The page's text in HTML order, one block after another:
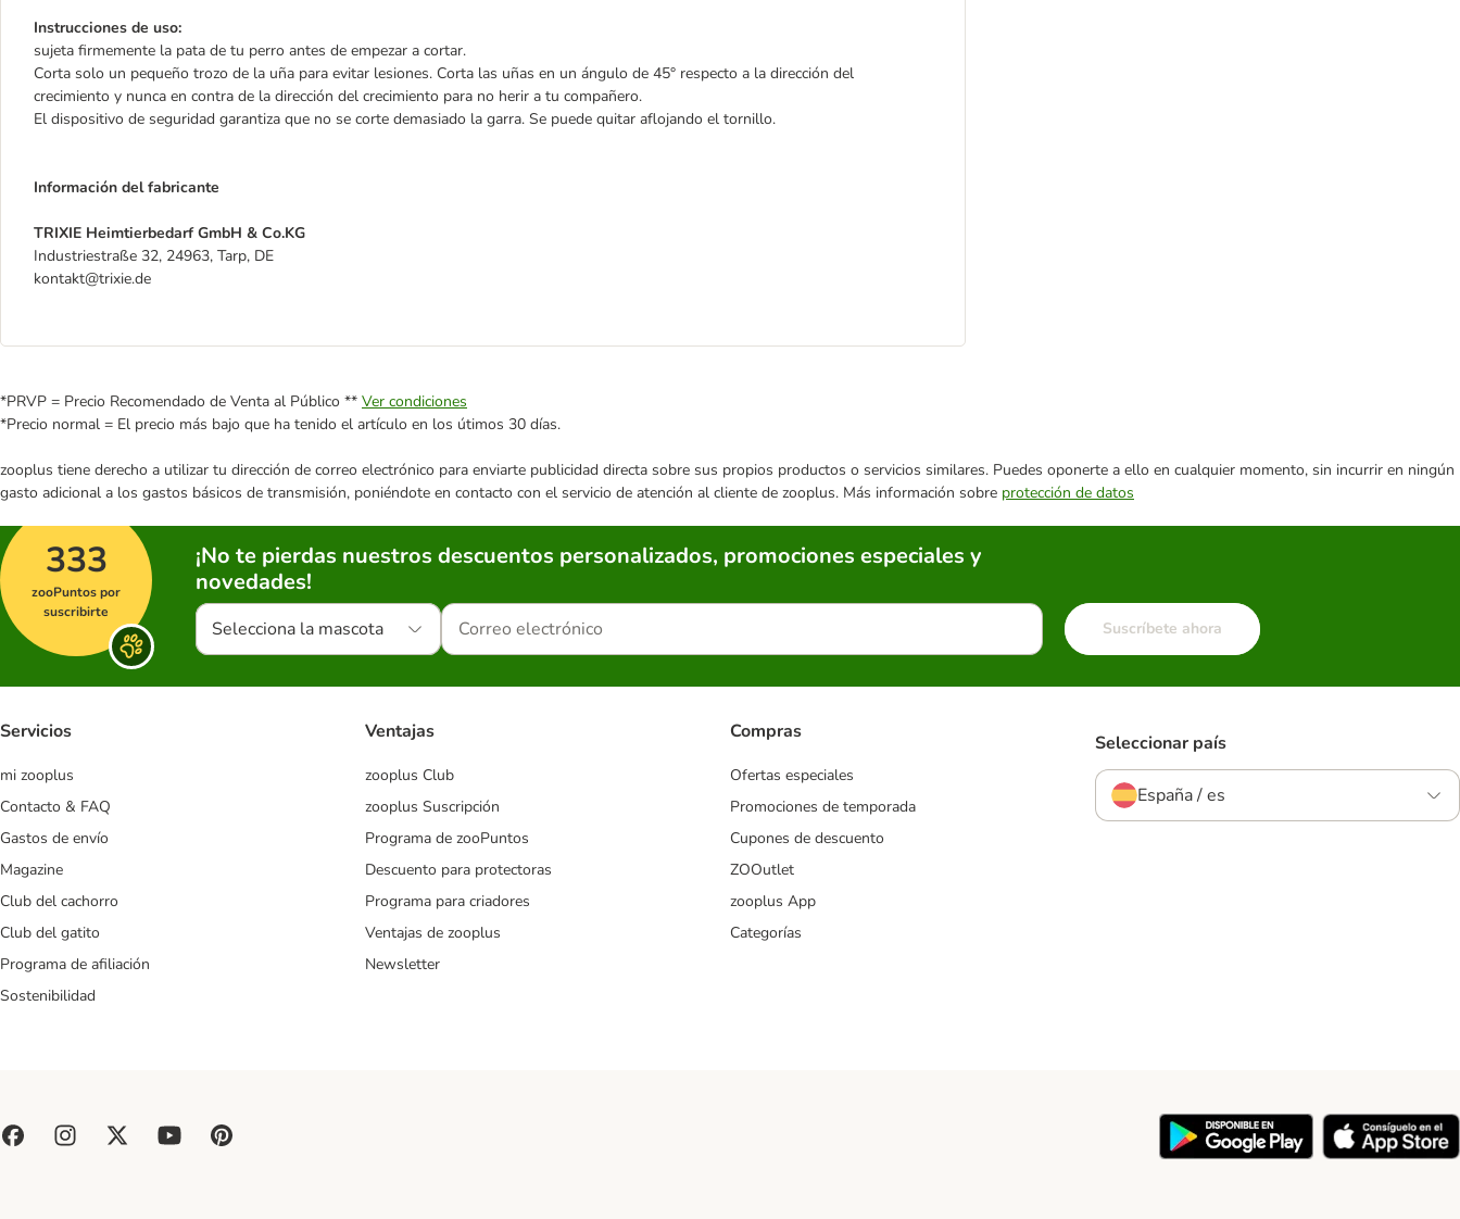
Instrucciones de uso:
sujeta firmemente la pata de tu perro antes de empezar a cortar.
Corta solo un pequeño trozo de la uña para evitar lesiones. Corta las uñas en un ángulo de 45° respecto a la dirección del
crecimiento y nunca en contra de la dirección del crecimiento para no herir a tu compañero.
El dispositivo de seguridad garantiza que no se corte demasiado la garra. Se puede quitar aflojando el tornillo.
Información del fabricante
TRIXIE Heimtierbedarf GmbH & Co.KG
Industriestraße 32, 24963, Tarp, DE
kontakt@trixie.de
*PRVP = Precio Recomendado de Venta al Público ** Ver condiciones
*Precio normal = El precio más bajo que ha tenido el artículo en los útimos 30 días.
zooplus tiene derecho a utilizar tu dirección de correo electrónico para enviarte publicidad directa sobre sus propios productos o servicios similares. Puedes oponerte a ello en cualquier momento, sin incurrir en ningún
gasto adicional a los gastos básicos de transmisión, poniéndote en contacto con el servicio de atención al cliente de zooplus. Más información sobre protección de datos
333
zooPuntos por
suscribirte
¡No te pierdas nuestros descuentos personalizados, promociones especiales y
novedades!
Selecciona la mascota Suscríbete ahora
Servicios
mi zooplus
Contacto & FAQ
Gastos de envío
Magazine
Club del cachorro
Club del gatito
Programa de afiliación
Sostenibilidad
Ventajas
zooplus Club
zooplus Suscripción
Programa de zooPuntos
Descuento para protectoras
Programa para criadores
Ventajas de zooplus
Newsletter
Compras
Ofertas especiales
Promociones de temporada
Cupones de descuento
ZOOutlet
zooplus App
Categorías
Seleccionar país
España / es